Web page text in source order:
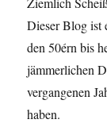
Dieser Blog ist
den 50érn bis
jämmerlichen
vergangenen
haben.